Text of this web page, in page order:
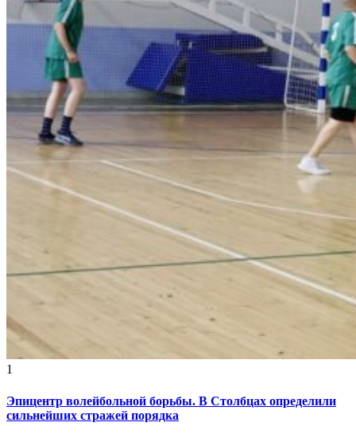
1
Эпицентр волейбольной борьбы. В Столбцах определили
сильнейших стражей порядка